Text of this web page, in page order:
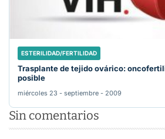
ESTERILIDAD/FERTILIDAD
Trasplante de tejido ovárico:
posible
miércoles 23 - septiembre - 2009
Sin comentarios